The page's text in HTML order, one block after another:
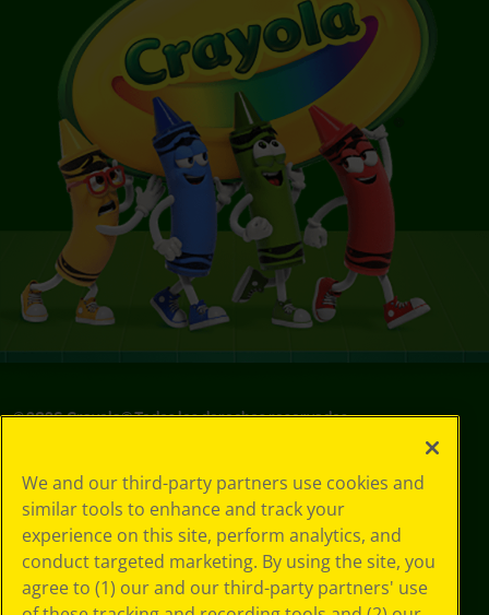
©2026Crayola® Todos los derechos reservados.
de privacidad
Política de
privacidad
Términos de SMS
GDPR
Aviso de
We and our third-party partners use cookies and
similar tools to enhance and track your
experience on this site, perform analytics, and
conduct targeted marketing. By using the site, you
agree to (1) our and our third-party partners' use